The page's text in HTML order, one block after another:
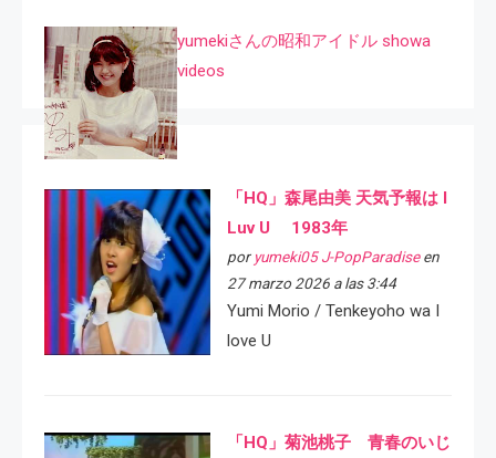
yumekiさんの昭和アイドル showa
videos
「HQ」森尾由美 天気予報は I
Luv U 1983年
por yumeki05 J-PopParadiseen
27 marzo 2026 a las 3:44
Yumi Morio / Tenkeyoho wa I
love U
「HQ」菊池桃子 青春のいじ